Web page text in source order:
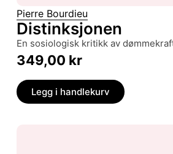
Pierre Bourdieu
Distinksjonen
en sosiologisk kritikk av
349,00 kr
Legg i handlekurv